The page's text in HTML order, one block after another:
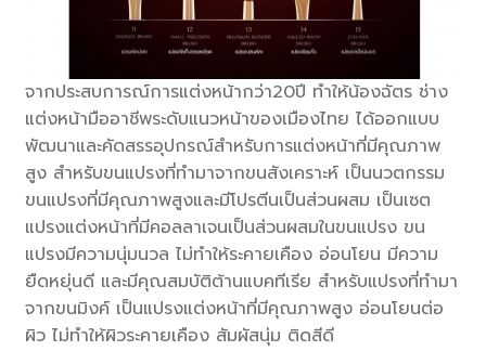
จากประสบการณ์การแต่งหน้ากว่า20ปี ทำให้น้องฉัตร ช่าง
แต่งหน้ามืออาชีพระดับแนวหน้าของเมืองไทย ได้ออกแบบ
พัฒนาและคัดสรรอุปกรณ์สำหรับการแต่งหน้าที่มีคุณภาพ
สูง สำหรับขนแปรงที่ทำมาจากขนสังเคราะห์ เป็นนวตกรรม
ขนแปรงที่มีคุณภาพสูงและมีโปรตีนเป็นส่วนผสม เป็นเซต
แปรงแต่งหน้าที่มีคอลลาเจนเป็นส่วนผสมในขนแปรง ขน
แปรงมีความนุ่มนวล ไม่ทำให้ระคายเคือง อ่อนโยน มีความ
ยืดหยุ่นดี และมีคุณสมบัติต้านแบคทีเรีย สำหรับแปรงที่ทำมา
จากขนมิงค์ เป็นแปรงแต่งหน้าที่มีคุณภาพสูง อ่อนโยนต่อ
ผิว ไม่ทำให้ผิวระคายเคือง สัมผัสนุ่ม ติดสีดี